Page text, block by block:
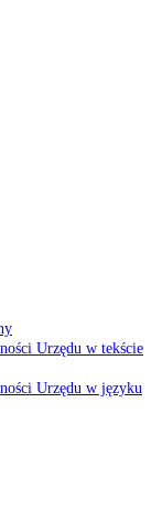
Urzędu w tekście
Urzędu w języku